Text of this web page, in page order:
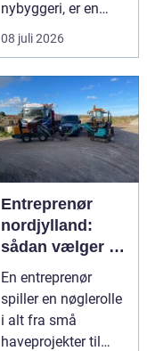
nybyggeri, er en
kompetent tømrer
u...
08 juli 2026
Entreprenør
nordjylland:
sådan vælger du
den rette
samarbejdspart
ner til dit
byggeri
En entreprenør
spiller en nøglerolle
i alt fra små
haveprojekter til